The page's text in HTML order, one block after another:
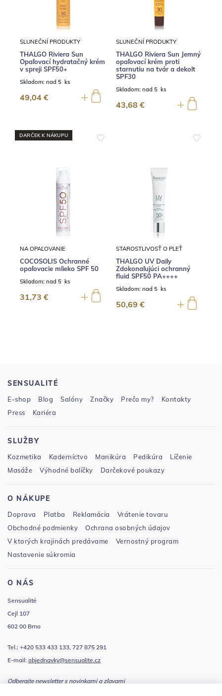
SLUNEČNÍ PRODUKTY
THALGO Riviera Sun
Opaľovací hydratačný krém
v spreji SPF50+
Skladom: nad 5 ks
49,04 €
SLUNEČNÍ PRODUKTY
THALGO Riviera Sun Jemný
opaľovací krém proti
starnutiu na tvár a dekolt
SPF30
Skladom: nad 5 ks
43,68 €
DARČEK K NÁKUPU
NA OPAĽOVANIE
COCOSOLIS Ochranné
opaľovacie mlieko SPF 50
Skladom: nad 5 ks
31,73 €
STAROSTLIVOSŤ O PLEŤ
THALGO UV Daily
Zdokonaľujúci ochranný
fluid SPF50 PA++++
Skladom: nad 5 ks
50,69 €
SENSUALITÉ
E-shop Blog Salóny Značky Prečo my?
Kontakty
Press
Kariéra
SLUŽBY
Kozmetika Kaderníctvo Manikúra Pedikúra
Líčenie
Masáže
Výhodné balíčky Darčekové poukazy
O NÁKUPE
Doprava Platba Reklamácia
Vrátenie tovaru
Obchodné podmienky
Ochrana osobných údajov
V ktorých krajinách predávame
Vernostný program
Nastavenie súkromia
O NÁS
Sensualité
Cejl 107
602 00 Brno
Tel.: +420 533 433 133, 727 875 291
E-mail: objednavky@sensualite.cz
Odberajte newsletter s novinkami a zľavami